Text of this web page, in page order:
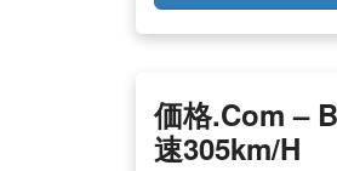
価格.com –
速305km/h